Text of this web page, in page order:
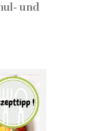
und